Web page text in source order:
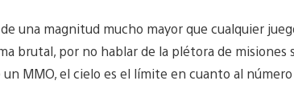
una magnitud mucho mayor que cualquier
brutal, por no hablar de la plétora de misiones
MMO, el cielo es el límite en cuanto al